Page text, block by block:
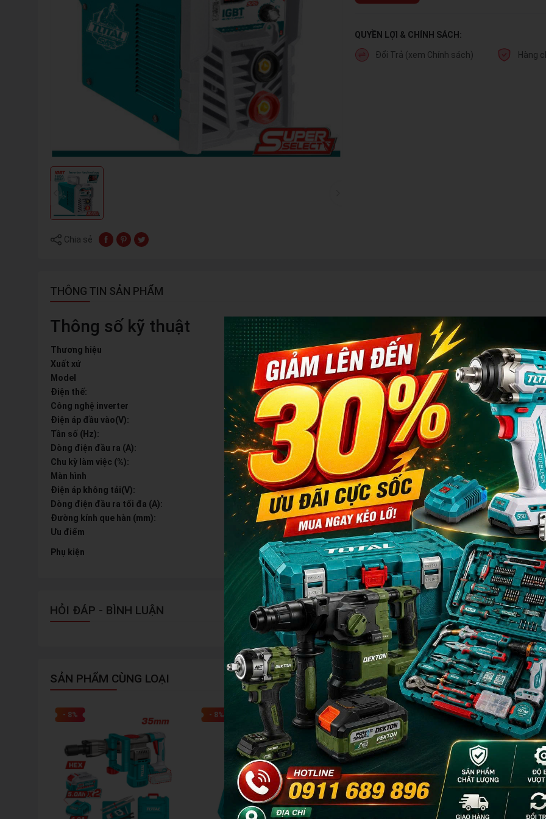
Chia sẻ
QUYỀN LỢI & CHÍNH SÁCH:
Đổi Trả (xem Chính sách) Hàng
THÔNG TIN SẢN PHẨM
Thông số kỹ thuật
Thương hiệu
Total
Xuất xứ
Trung Quốc
Model
TW21602
Điện thế:
220-240V~50/60Hz
Công nghệ inverter
IGBT
Điện áp đầu vào(V):
1~220-240
Tần số (Hz):
50/60
Dòng điện đầu ra (A):
15-160
Chu kỳ làm việc (%):
160A@30%
Màn hình
Điện áp không tải(V):
75
Dòng điện đầu ra tối đa (A):
160
Đường kính que hàn (mm):
1.6-4.0
Ưu điểm
Chống dính/Khởi động nóng/Lực hồ quang
Phụ kiện
Kèm theo 1 bộ kềm hàn & kềm max, 1 bàn chải sắt và 1 mặt nạ hàn,
hộp màu
HỎI ĐÁP - BÌNH LUẬN
SẢN PHẨM CÙNG LOẠI
- 8% - 8% - 8% - 8%